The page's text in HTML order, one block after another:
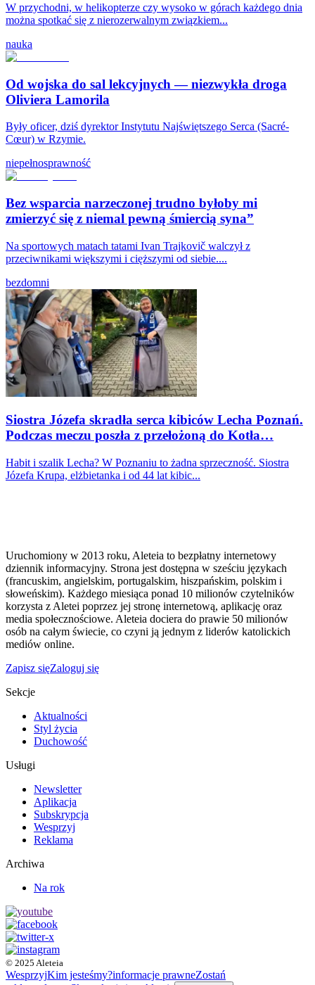
W przychodni, w helikopterze czy wysoko w górach każdego dnia
można spotkać się z nierozerwalnym związkiem...
nauka
Od wojska do sal lekcyjnych — niezwykła droga
Oliviera Lamorila
Były oficer, dziś dyrektor Instytutu Najświętszego Serca (Sacré-
Cœur) w Rzymie.
niepełnosprawność
Bez wsparcia narzeczonej trudno byłoby mi
zmierzyć się z niemal pewną śmiercią syna”
Na sportowych matach tatami Ivan Trajkovič walczył z
przeciwnikami większymi i cięższymi od siebie....
bezdomni
Siostra Józefa skradła serca kibiców Lecha Poznań.
Podczas meczu poszła z przełożoną do Kotła…
Habit i szalik Lecha? W Poznaniu to żadna sprzeczność. Siostra
Józefa Krupa, elżbietanka i od 44 lat kibic...
Uruchomiony w 2013 roku, Aleteia to bezpłatny internetowy
dziennik informacyjny. Strona jest dostępna w sześciu językach
(francuskim, angielskim, portugalskim, hiszpańskim, polskim i
słoweńskim). Każdego miesiąca ponad 10 milionów czytelników
korzysta z Aletei poprzez jej stronę internetową, aplikację oraz
media społecznościowe. Aleteia dociera do prawie 50 milionów
osób na całym świecie, co czyni ją jednym z liderów katolickich
mediów online.
Zapisz sięZaloguj się
Sekcje
Aktualności
Styl życia
Duchowość
Usługi
Newsletter
Aplikacja
Subskrypcja
Wesprzyj
Reklama
Archiwa
Na rok
© 2025 Aleteia
WesprzyjKim jesteśmy?informacje prawneZostań